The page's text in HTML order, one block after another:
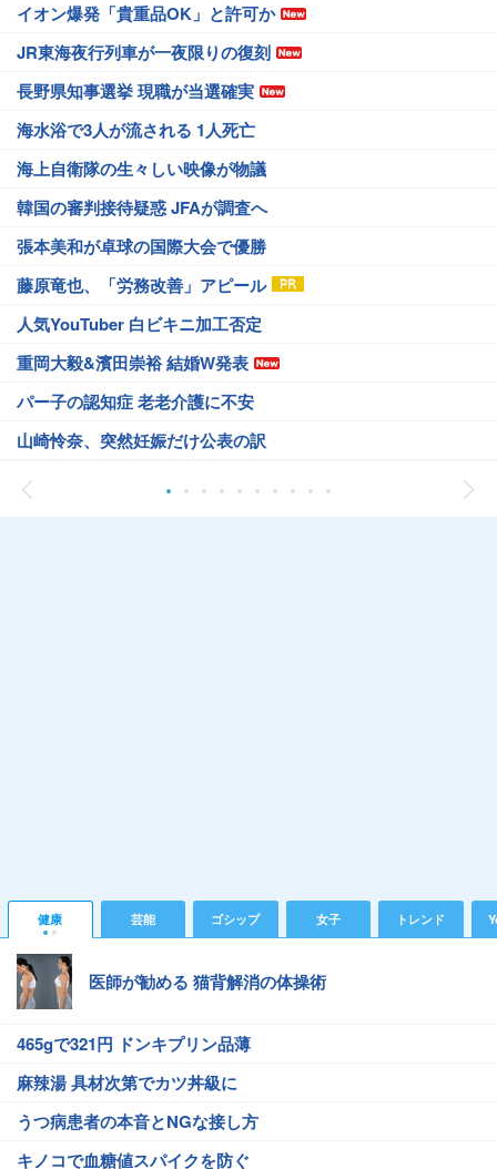
イオン爆発「貴重品OK」と許可か
JR東海夜行列車が一夜限りの復刻
長野県知事選挙 現職が当選確実
海水浴で3人が流される 1人死亡
海上自衛隊の生々しい映像が物議
韓国の審判接待疑惑 JFAが調査へ
張本美和が卓球の国際大会で優勝
藤原竜也、「労務改善」アピール
人気YouTuber 白ビキニ加工否定
重岡大毅&濱田崇裕 結婚W発表
パー子の認知症 老老介護に不安
山崎怜奈、突然妊娠だけ公表の訳
健康 芸能 ゴシップ 女子 トレンド
医師が勧める 猫背解消の体操術
465gで321円 ドンキプリン品薄
麻辣湯 具材次第でカツ丼級に
うつ病患者の本音とNGな接し方
キノコで血糖値スパイクを防ぐ